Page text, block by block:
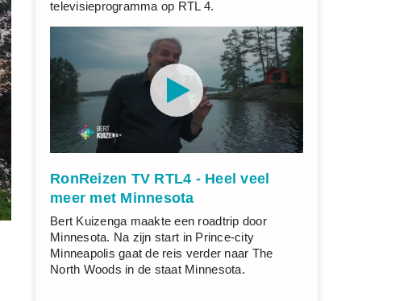
televisieprogramma op RTL 4.
RonReizen TV RTL4 - Heel veel
meer met Minnesota
Bert Kuizenga maakte een roadtrip door
Minnesota. Na zijn start in Prince-city
Minneapolis gaat de reis verder naar The
North Woods in de staat Minnesota.